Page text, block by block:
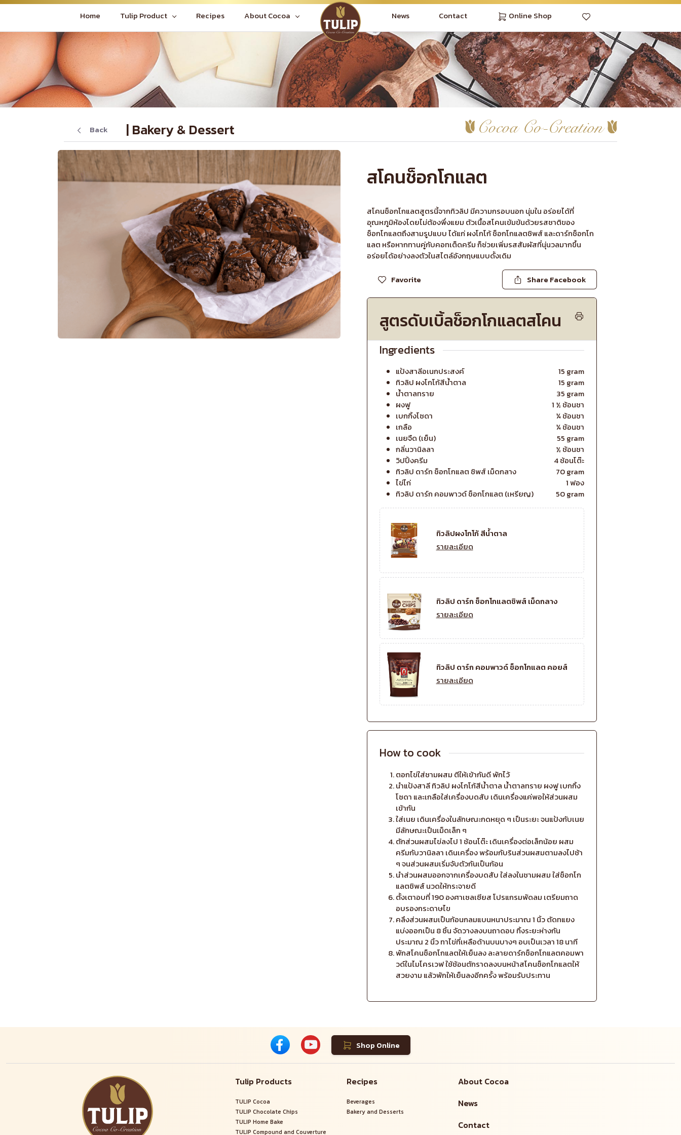
Home Tulip Product Recipes About Cocoa News Contact Online Shop
Back | Bakery & Dessert
สโคนช็อกโกแลต
สโคนช็อกโกแลตสูตรนี้จากทิวลิป มีความกรอบนอก นุ่มใน อร่อยได้ที่
อุณหภูมิห้องโดยไม่ต้องพึ่งแยม ตัวเนื้อสโคนเข้มข้นด้วยรสชาติของ
ช็อกโกแลตถึงสามรูปแบบ ได้แก่ ผงโกโก้ ช็อกโกแลตชิพส์ และดาร์กช็อกโก
แลต หรือหากทานคู่กับคอทเต็ดครีม ก็ช่วยเพิ่มรสสัมผัสที่นุ่นวลมากขึ้น
อร่อยได้อย่างลงตัวในสไตล์อังกฤษแบบดั้งเดิม
Favorite Share Facebook
สูตรดับเบิ้ลช็อกโกแลตสโคน
Ingredients
แป้งสาลีอเนกประสงค์
15 gram
ทิวลิป ผงโกโก้สีน้ำตาล
15 gram
น้ำตาลทราย
35 gram
ผงฟู
1 ½ ช้อนชา
เบกกิ้งโซดา
¼ ช้อนชา
เกลือ
¼ ช้อนชา
เนยจืด (เย็น)
55 gram
กลิ่นวานิลลา
½ ช้อนชา
วิปปิ้งครีม
4 ช้อนโต๊ะ
ทิวลิป ดาร์ก ช็อกโกแลต ชิพส์ เม็ดกลาง
70 gram
ไข่ไก่
1 ฟอง
ทิวลิป ดาร์ก คอมพาวด์ ช็อกโกแลต (เหรียญ)
50 gram
ทิวลิปผงโกโก้ สีน้ำตาล
รายละเอียด
ทิวลิป ดาร์ก ช็อกโกแลตชิพส์ เม็ดกลาง
รายละเอียด
ทิวลิป ดาร์ก คอมพาวด์ ช็อกโกแลต คอยส์
รายละเอียด
How to cook
ตอกไข่ใส่ชามผสม ตีให้เข้ากันดี พักไว้
นำแป้งสาลี ทิวลิป ผงโกโก้สีน้ำตาล น้ำตาลทราย ผงฟู เบกกิ้ง
โซดา และเกลือใส่เครื่องบดสับ เดินเครื่องแค่พอให้ส่วนผสม
เข้ากัน
ใส่เนย เดินเครื่องในลักษณะกดหยุด ๆ เป็นระยะ จนแป้งกับเนย
มีลักษณะเป็นเม็ดเล็ก ๆ
ตักส่วนผสมไข่ลงไป 1 ช้อนโต๊ะ เดินเครื่องต่อเล็กน้อย ผสม
ครีมกับวานิลลา เดินเครื่อง พร้อมกับรินส่วนผสมตามลงไปช้า
ๆ จนส่วนผสมเริ่มจับตัวกันเป็นก้อน
นำส่วนผสมออกจากเครื่องบดสับ ใส่ลงในชามผสม ใส่ช็อกโก
แลตชิพส์ นวดให้กระจายดี
ตั้งเตาอบที่ 190 องศาเซลเซียส โปรแกรมพัดลม เตรียมถาด
อบรองกระดาษไข
คลึงส่วนผสมเป็นก้อนกลมแบนหนาประมาณ 1 นิ้ว ตัดทแยง
แบ่งออกเป็น 8 ชิ้น จัดวางลงบนถาดอบ ทิ้งระยะห่างกัน
ประมาณ 2 นิ้ว ทาไข่ที่เหลือด้านบนบางๆ อบเป็นเวลา 18 นาที
พักสโคนช็อกโกแลตให้เย็นลง ละลายดาร์กช็อกโกแลตคอมพา
วด์ในไมโครเวฟ ใช้ช้อนตักราดลงบนหน้าสโคนช็อกโกแลตให้
สวยงาม แล้วพักให้เย็นลงอีกครั้ง พร้อมรับประทาน
Shop Online
Tulip Products
TULIP Cocoa
TULIP Chocolate Chips
TULIP Home Bake
TULIP Compound and Couverture
Recipes
Beverages
Bakery and Desserts
About Cocoa
News
Contact